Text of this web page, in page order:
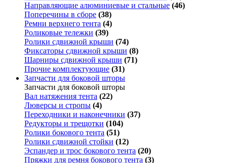
Направляющие алюминиевые и стальные (46)
Поперечины в сборе (38)
Ремни верхнего тента (4)
Роликовые тележки (39)
Ролики сдвижной крыши (74)
Фиксаторы сдвижной крыши (8)
Шарниры сдвижной крыши (71)
Прочие комплектующие (31)
Запчасти для боковой шторы
Запчасти для боковой шторы
Вал натяжения тента (22)
Люверсы и стропы (4)
Переходники и наконечники (37)
Редукторы и трещотки (104)
Ролики бокового тента (51)
Ролики сдвижной стойки (12)
Эспандер и трос бокового тента (20)
Пряжки для ремня бокового тента (3)